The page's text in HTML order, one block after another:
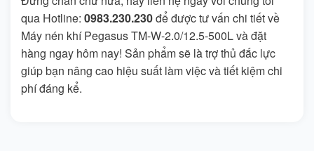
qua Hotline: 0983.230.230để được tư vấn chi tiết về
Máy nén khí Pegasus TM-W-2.0/12.5-500L và đặt
hàng ngay hôm nay! Sản phẩm sẽ là trợ thủ đắc lực
giúp bạn nâng cao hiệu suất làm việc và tiết kiệm chi
phí đáng kể.